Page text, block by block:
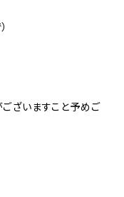
ざいますこと予めご